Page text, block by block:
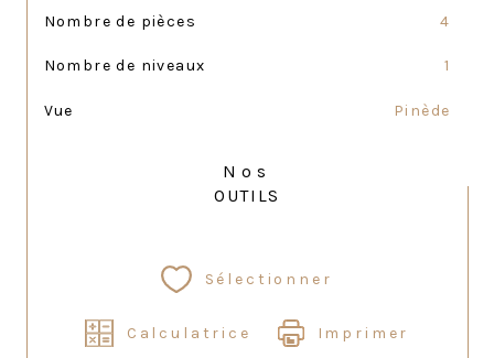
Nombre de pièces 4
Nombre de niveaux 1
Vue Pinède
Nos
OUTILS
Sélectionner
Calculatrice Imprimer